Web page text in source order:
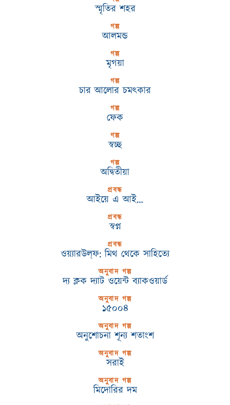
স্মৃতির শহর
গল্প
আলমন্ড
গল্প
মৃগয়া
গল্প
চার আলোর চমৎকার
গল্প
ফেক
গল্প
স্বচ্ছ
গল্প
অদ্বিতীয়া
প্রবন্ধ
আইয়ে এ আই…
প্রবন্ধ
স্বপ্ন
প্রবন্ধ
ওয়্যারউল্‌ফ: মিথ থেকে সাহিত্যে
অনুবাদ গল্প
দ্য ক্লক দ্যাট ওয়েন্ট ব্যাকওয়ার্ড
অনুবাদ গল্প
১৫০০৪
অনুবাদ গল্প
অনুশোচনা শূন্য শতাংশ
অনুবাদ গল্প
সরাই
অনুবাদ গল্প
মিদোরির দম